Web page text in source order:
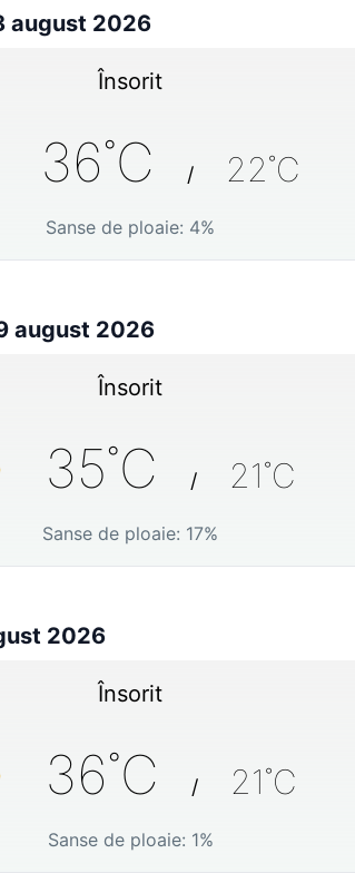
august 2026
Însorit
36˚C / 22˚C
Sanse de ploaie: 4%
august 2026
Însorit
35˚C / 21˚C
Sanse de ploaie: 17%
2026
Însorit
36˚C / 21˚C
Sanse de ploaie: 1%